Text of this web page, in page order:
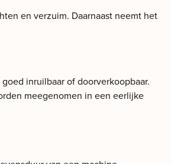
en verzuim. Daarnaast neemt het
inruilbaar of doorverkoopbaar.
meegenomen in een eerlijke